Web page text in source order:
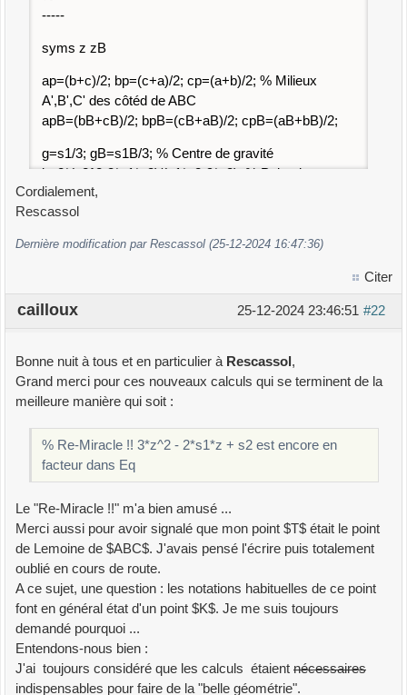
-----
syms z zB
ap=(b+c)/2; bp=(c+a)/2; cp=(a+b)/2; % Milieux
A',B',C' des côtéd de ABC
apB=(bB+cB)/2; bpB=(cB+aB)/2; cpB=(aB+bB)/2;
g=s1/3; gB=s1B/3; % Centre de gravité
k=2*(s2^2-3*s1*s3)/(s1*s2-9*s3); % Point de
Lemoine, isogonal de G
kB=2*(s2B^2-3*s1B*s3B)/(s1B*s2B-9*s3B);
syms t real
NulAs=Factor(Cocyclique(a,bp,cp,as,aB,bpB,cpB,as
% On trouve
% (a*b+a*c-2*b*c)*(b-2*a+c)*t +
a^2*b+a^2*c+a*b^2-6*a*b*c+a*c^2+b^2*c+b*c^2 =
t=-(a^2*b+a^2*c+a*b^2-
6*a*b*c+a*c^2+b^2*c+b*c^2)/((a*b+a*c-2*b*c)*(b-
2*a+c));
[pmed qmed rmed]=Mediatrice(a,as,aB,asB); %
Médiatrice de [AA"]
Fact=a*(a*b+a*c-2*b*c)*(b-2*a+c)/((a-b)*(a-c)); %
Facteur de simplification
pmed=Factor(Fact*pmed); % pmed=b-2*a+c
qmed=Factor(Fact*qmed); % qmed=a*(a*b+a*c-
2*b*c)
rmed=Factor(Fact*rmed); % rmed=(a-b)*(a-c)
Cordialement,
Rescassol
Dernière modification par Rescassol (25-12-2024 16:47:36)
Citer
#22
25-12-2024 23:46:51
cailloux
Bonne nuit à tous et en particulier à Rescassol ,
Grand merci pour ces nouveaux calculs qui se terminent de la
meilleure manière qui soit :
% Re-Miracle !! 3*z^2 - 2*s1*z + s2 est encore en
facteur dans Eq
Le "Re-Miracle !!" m'a bien amusé ...
Merci aussi pour avoir signalé que mon point $T$ était le point
de Lemoine de $ABC$. J'avais pensé l'écrire puis totalement
oublié en cours de route.
A ce sujet, une question : les notations habituelles de ce point
font en général état d'un point $K$. Je me suis toujours
demandé pourquoi ...
Entendons-nous bien :
J'ai toujours considéré que les calculs étaient nécessaires
indispensables pour faire de la "belle géométrie".